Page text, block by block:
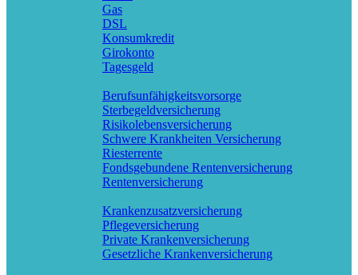
Gas
DSL
Konsumkredit
Girokonto
Tagesgeld
Berufs­unfähigkeitsvorsorge
Sterbegeldversicherung
Risikolebensversicherung
Schwere Krankheiten Versicherung
Riesterrente
Fondsgebundene Rentenversicherung
Rentenversicherung
Krankenzusatzversicherung
Pflegeversicherung
Private Krankenversicherung
Gesetzliche Krankenversicherung